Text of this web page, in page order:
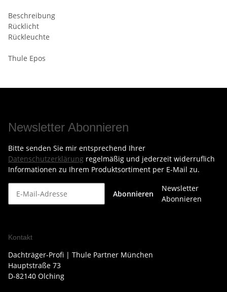
Beschreibung
Rücklicht
Rückleuchte
Thule Epos
Newsletter Abonnieren
Bitte senden Sie mir entsprechend Ihrer
Datenschutzerklärung regelmäßig und jederzeit widerruflich
Informationen zu Ihrem Produktsortiment per E-Mail zu.
Abonnieren
Newsletter
Abonnieren
Kontakt
Dachträger-Profi | Thule Partner München
Hauptstraße 73
D-82140 Olching